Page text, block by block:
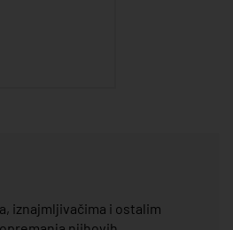
iznajmljivačima i ostalim